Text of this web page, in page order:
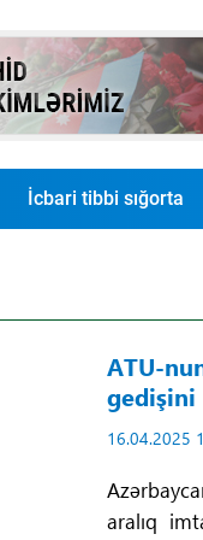
İcbari tibbi sığorta
ATU-
16.04.2025
aralıq